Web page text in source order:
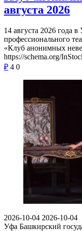
августа 2026
14 августа 2026 года
профессионального
«Клуб анонимных
https://schema.org/
₽ 4 0
2026-10-04 2026-10-04
Уфа Башкирский